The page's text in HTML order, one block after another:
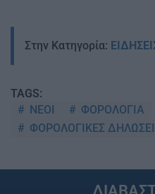
Στην Κατηγορία:
TAGS:
ΝΕΟΙ
ΦΟΡΟΛΟΓΙΑ
ΦΟΡΟΛΟΓΙΚΕΣ